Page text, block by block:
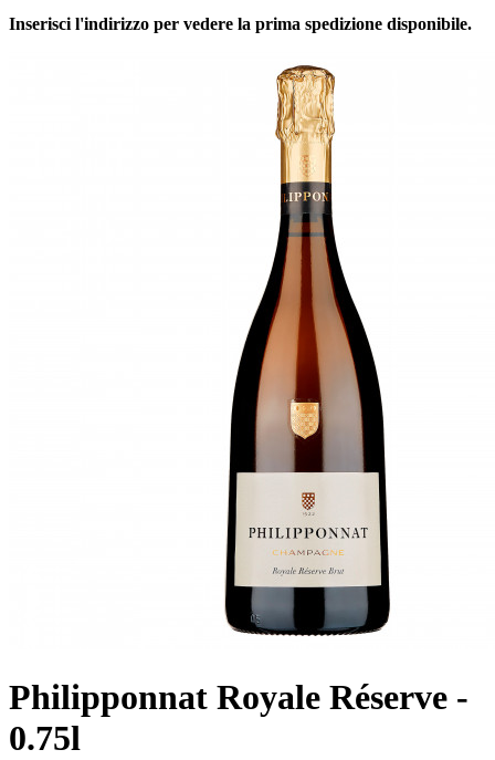
Inserisci l'indirizzo per vedere la prima spedizione disponibile.
Philipponnat Royale Réserve -
0.75l